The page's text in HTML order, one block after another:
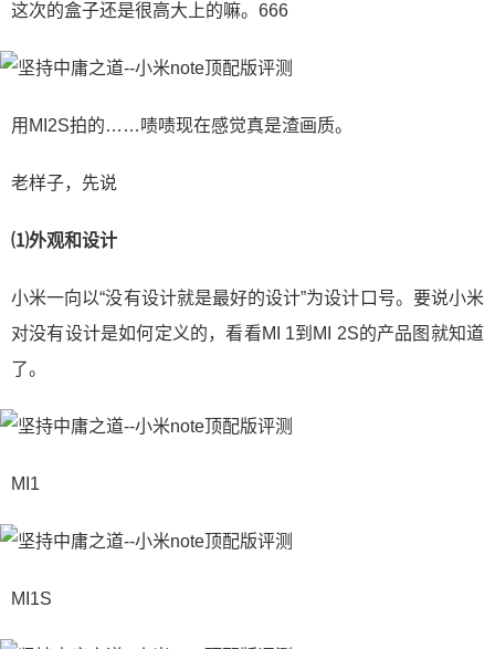
这次的盒子还是很高大上的嘛。666
用MI2S拍的……啧啧现在感觉真是渣画质。
老样子，先说
⑴外观和设计
小米一向以“没有设计就是最好的设计”为设计口号。要说小米
对没有设计是如何定义的，看看MI 1到MI 2S的产品图就知道
了。
MI1
MI1S